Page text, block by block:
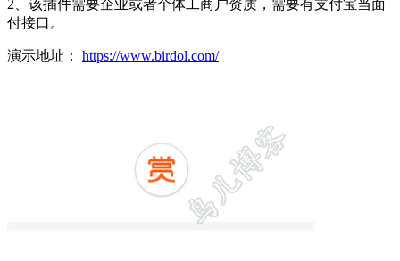
2、该插件需要企业或者个体工商户资质，需要有支付宝当面
付接口。
演示地址： https://www.birdol.com/